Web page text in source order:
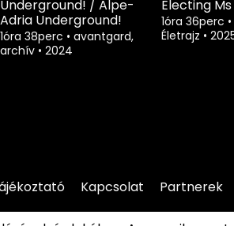
Underground! / Alpe-
Adria Underground!
1óra 38perc • avantgard,
archív • 2024
Electing
1óra 36perc •
Életrajz •
Kapcsolat Partnerek